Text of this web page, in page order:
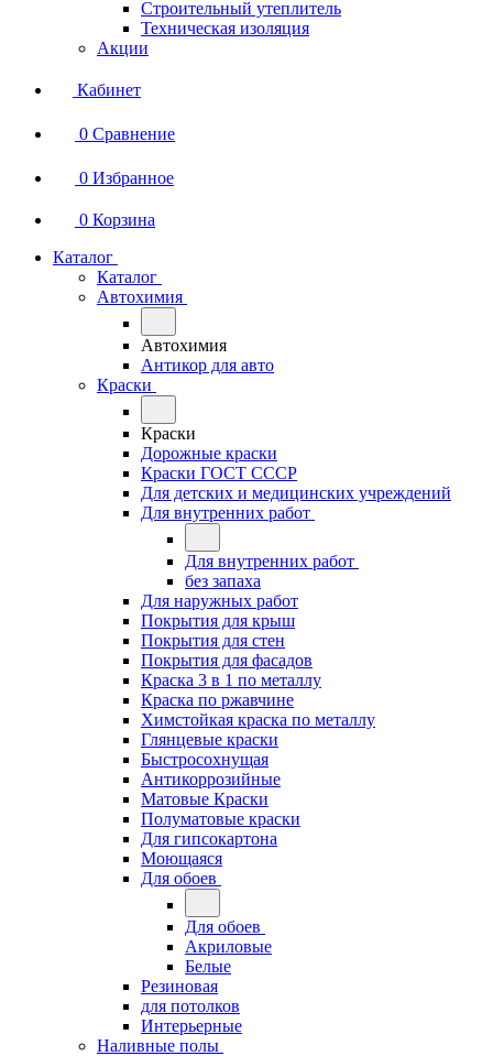
Строительный утеплитель
Техническая изоляция
Акции
Кабинет
0 Сравнение
0 Избранное
0 Корзина
Каталог
Каталог
Автохимия
Автохимия
Антикор для авто
Краски
Краски
Дорожные краски
Краски ГОСТ СССР
Для детских и медицинских учреждений
Для внутренних работ
Для внутренних работ
без запаха
Для наружных работ
Покрытия для крыш
Покрытия для стен
Покрытия для фасадов
Краска 3 в 1 по металлу
Краска по ржавчине
Химстойкая краска по металлу
Глянцевые краски
Быстросохнущая
Антикоррозийные
Матовые Краски
Полуматовые краски
Для гипсокартона
Моющаяся
Для обоев
Для обоев
Акриловые
Белые
Резиновая
для потолков
Интерьерные
Наливные полы